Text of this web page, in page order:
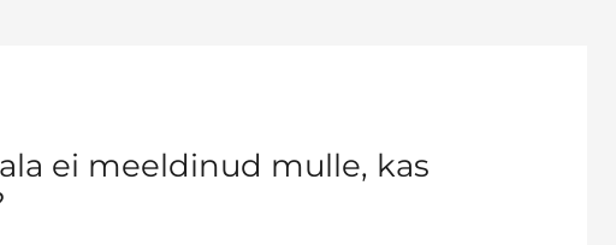
ei meeldinud mulle, kas